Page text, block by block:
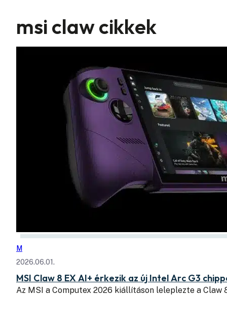
msi claw cikkek
M
2026.06.01.
MSI Claw 8 EX AI+ érkezik az új Intel Arc G3
Az MSI a Computex 2026 kiállításon leleplezte a Claw